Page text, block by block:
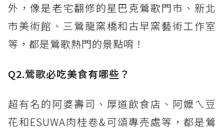
外，像是老宅翻修的星巴克鶯歌門市、新北
市美術館、三鶯龍窯橋和古早窯藝術工作室
等，都是鶯歌熱門的景點唷！
Q2.鶯歌必吃美食有哪些？
超有名的阿婆壽司、厚道飲食店、阿嬤ㄟ豆
花和ESUWA肉桂卷&可頌專売處等，都是鶯